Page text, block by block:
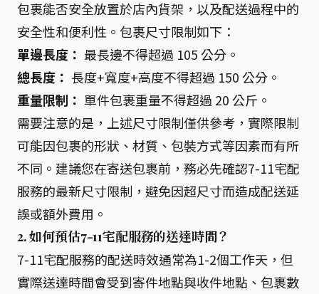
包裹能否安全放置於店內貨架，以及配送過程中的
安全性和便利性。包裹尺寸限制如下：
單邊長度： 最長邊不得超過 105 公分。
總長度： 長度+寬度+高度不得超過 150 公分。
重量限制： 單件包裹重量不得超過 20 公斤。
需要注意的是，上述尺寸限制僅供參考，實際限制
可能因包裹的形狀、材質、包裝方式等因素而有所
不同。建議您在寄送包裹前，務必先確認7-11宅配
服務的最新尺寸限制，避免因超尺寸而造成配送延
誤或額外費用。
2. 如何預估7-11宅配服務的送達時間？
7-11宅配服務的配送時效通常為1-2個工作天，但
實際送達時間會受到寄件地點與收件地點、包裹數